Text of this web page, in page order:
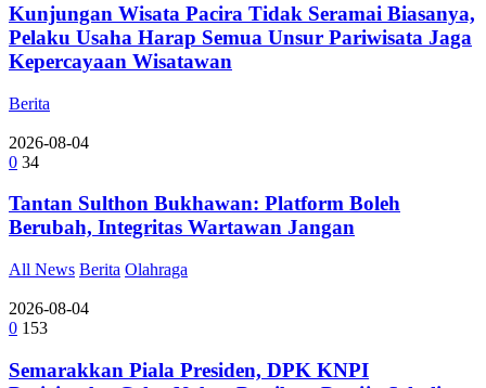
Kunjungan Wisata Pacira Tidak Seramai Biasanya,
Pelaku Usaha Harap Semua Unsur Pariwisata Jaga
Kepercayaan Wisatawan
Berita
2026-08-04
0 34
Tantan Sulthon Bukhawan: Platform Boleh
Berubah, Integritas Wartawan Jangan
All News Berita Olahraga
2026-08-04
0 153
Semarakkan Piala Presiden, DPK KNPI